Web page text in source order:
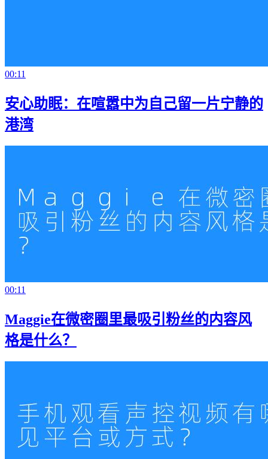
00:11
安心助眠：在喧嚣中为自己留一片宁静的
港湾
00:11
Maggie在微密圈里最吸引粉丝的内容风
格是什么？